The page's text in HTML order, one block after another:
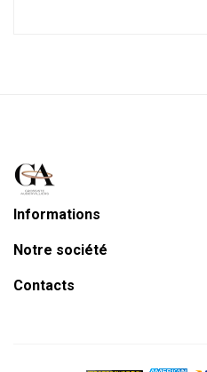
Informations
Notre société
Contacts